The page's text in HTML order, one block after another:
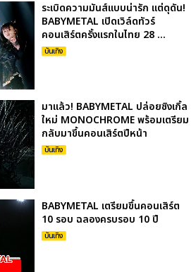
ระเบิดความมันส์แบบน่ารัก แต่ดุดัน!
BABYMETAL เปิดเวิล์ดทัวร์
คอนเสิร์ตครั้งแรกในไทย 28 ...
บันเทิง
มาแล้ว! BABYMETAL ปล่อยซิงเกิ้ล
ใหม่ MONOCHROME พร้อมเตรียม
กลับมาขึ้นคอนเสิร์ตปีหน้า
บันเทิง
BABYMETAL เตรียมขึ้นคอนเสิร์ต
10 รอบ ฉลองครบรอบ 10 ปี
บันเทิง